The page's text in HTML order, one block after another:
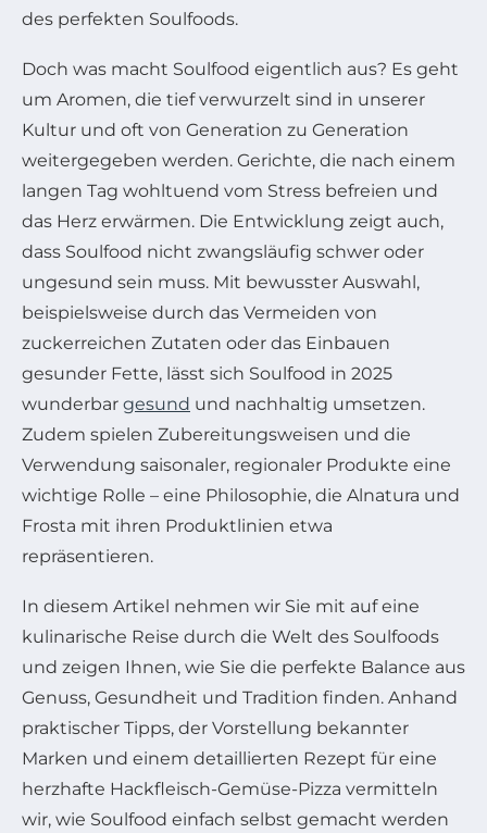
des perfekten Soulfoods.
Doch was macht Soulfood eigentlich aus? Es geht
um Aromen, die tief verwurzelt sind in unserer
Kultur und oft von Generation zu Generation
weitergegeben werden. Gerichte, die nach einem
langen Tag wohltuend vom Stress befreien und
das Herz erwärmen. Die Entwicklung zeigt auch,
dass Soulfood nicht zwangsläufig schwer oder
ungesund sein muss. Mit bewusster Auswahl,
beispielsweise durch das Vermeiden von
zuckerreichen Zutaten oder das Einbauen
gesunder Fette, lässt sich Soulfood in 2025
wunderbar gesund und nachhaltig umsetzen.
Zudem spielen Zubereitungsweisen und die
Verwendung saisonaler, regionaler Produkte eine
wichtige Rolle – eine Philosophie, die Alnatura und
Frosta mit ihren Produktlinien etwa
repräsentieren.
In diesem Artikel nehmen wir Sie mit auf eine
kulinarische Reise durch die Welt des Soulfoods
und zeigen Ihnen, wie Sie die perfekte Balance aus
Genuss, Gesundheit und Tradition finden. Anhand
praktischer Tipps, der Vorstellung bekannter
Marken und einem detaillierten Rezept für eine
herzhafte Hackfleisch-Gemüse-Pizza vermitteln
wir, wie Soulfood einfach selbst gemacht werden